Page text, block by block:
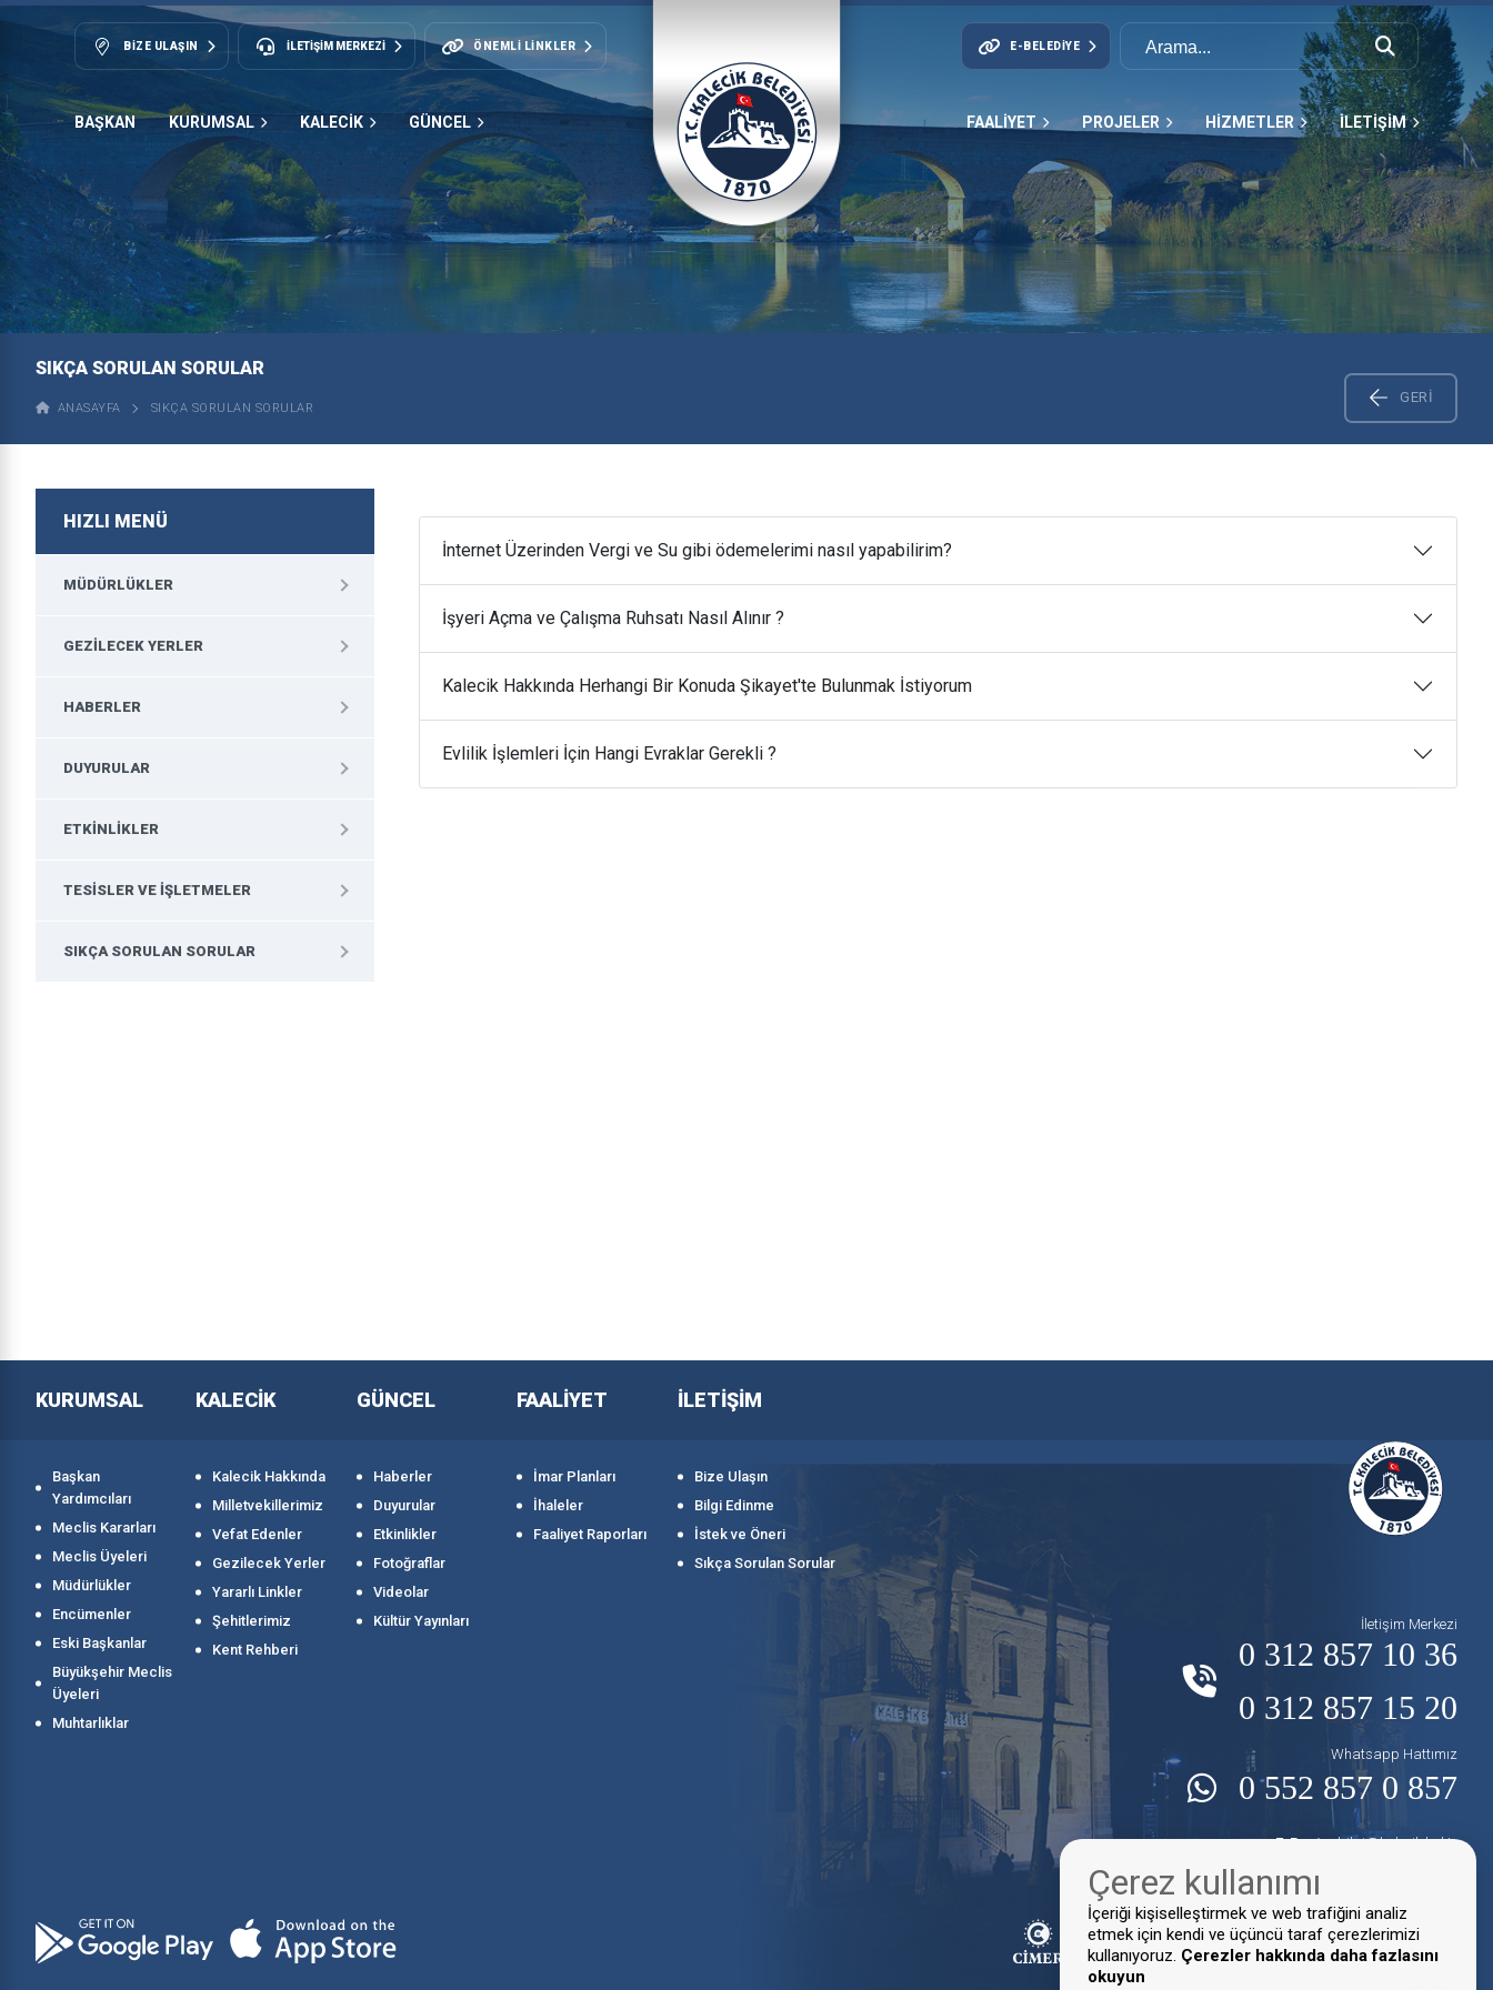
BIZE ULAŞIN İLETİŞİM MERKEZİ ÖNEMLI LINKLER E-BELEDIYE
BAŞKAN KURUMSAL KALECİK GÜNCEL FAALİYET PROJELER HİZMETLER İLETİŞİM
SIKÇA SORULAN SORULAR
ANASAYFA SIKÇA SORULAN SORULAR
GERI
İnternet Üzerinden Vergi ve Su gibi ödemelerimi nasıl yapabilirim?
İşyeri Açma ve Çalışma Ruhsatı Nasıl Alınır ?
Kalecik Hakkında Herhangi Bir Konuda Şikayet'te Bulunmak İstiyorum
Evlilik İşlemleri İçin Hangi Evraklar Gerekli ?
HIZLI MENÜ
MÜDÜRLÜKLER
GEZILECEK YERLER
HABERLER
DUYURULAR
ETKINLIKLER
TESISLER VE İŞLETMELER
SIKÇA SORULAN SORULAR
KURUMSAL
Başkan
Yardımcıları
Meclis Kararları
Meclis Üyeleri
Müdürlükler
Encümenler
Eski Başkanlar
Büyükşehir Meclis
Üyeleri
Muhtarlıklar
KALECİK
Kalecik Hakkında
Milletvekillerimiz
Vefat Edenler
Gezilecek Yerler
Yararlı Linkler
Şehitlerimiz
Kent Rehberi
GÜNCEL
Haberler
Duyurular
Etkinlikler
Fotoğraflar
Videolar
Kültür Yayınları
FAALİYET
İmar Planları
İhaleler
Faaliyet Raporları
İLETİŞİM
Bize Ulaşın
Bilgi Edinme
İstek ve Öneri
Sıkça Sorulan Sorular
İletişim Merkezi
0 312 857 10 36
0 312 857 15 20
Whatsapp Hattımız
0 552 857 0 857
E-Posta:bilgi@kalecik.bel.tr
Çerez kullanımı
İçeriği kişiselleştirmek ve web trafiğini analiz
etmek için kendi ve üçüncü taraf çerezlerimizi
kullanıyoruz. Çerezler hakkında daha fazlasını
okuyun